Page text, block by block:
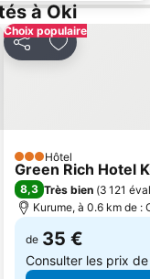
à Oki
Choix populaire
PartagerAjouter à
3 Étoiles
Hôtel
Green Rich Hotel
8,3 Très bien (3 121
Kurume, à 0.6 km de :
de 35 €
Consulter les prix